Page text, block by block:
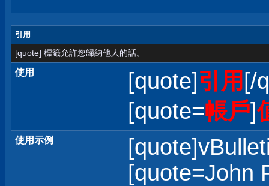
引用
[quote] 標籤允許您歸納他人的話。
使用 [quote] 引用 [/
[quote=帳戶]
使用示例
[quote=John